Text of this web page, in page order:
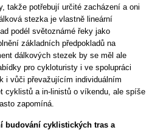
takže potřebují určité zacházení a oni
stezka je vlastně lineární
podél světoznámé řeky jako
základních předpokladů na
dálkových stezek by se měl ale
pro cykloturisty i ve spolupráci
i vůči převažujícím individuálním
cyklistů a in-linistů o víkendu, ale spíše
zapomíná.
budování cyklistických tras a